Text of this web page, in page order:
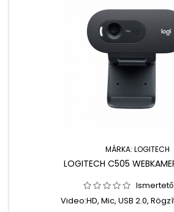
MÁRKA: LOGITECH
LOGITECH C505
Video:HD, Mic, USB 2.0,